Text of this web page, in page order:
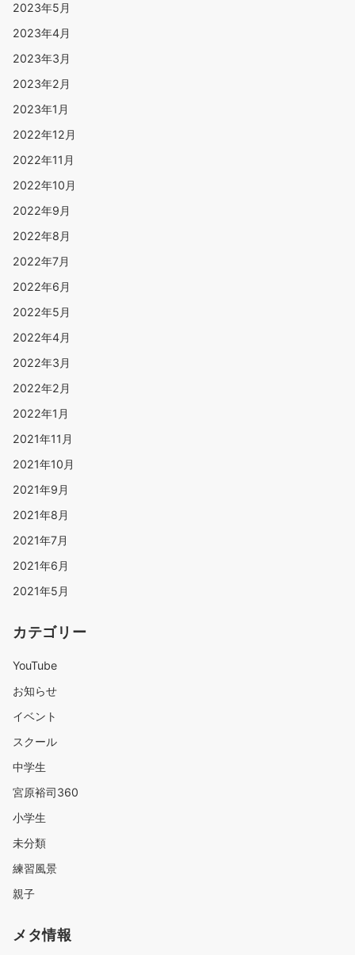
2023年5月
2023年4月
2023年3月
2023年2月
2023年1月
2022年12月
2022年11月
2022年10月
2022年9月
2022年8月
2022年7月
2022年6月
2022年5月
2022年4月
2022年3月
2022年2月
2022年1月
2021年11月
2021年10月
2021年9月
2021年8月
2021年7月
2021年6月
2021年5月
カテゴリー
YouTube
お知らせ
イベント
スクール
中学生
宮原裕司360
小学生
未分類
練習風景
親子
メタ情報